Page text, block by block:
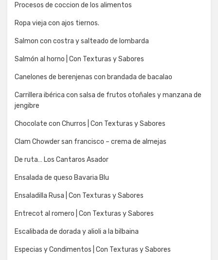
Procesos de coccion de los alimentos
Ropa vieja con ajos tiernos.
Salmon con costra y salteado de lombarda
Salmón al horno | Con Texturas y Sabores
Canelones de berenjenas con brandada de bacalao
Carrillera ibérica con salsa de frutos otoñales y manzana de
jengibre
Chocolate con Churros | Con Texturas y Sabores
Clam Chowder san francisco – crema de almejas
De ruta… Los Cantaros Asador
Ensalada de queso Bavaria Blu
Ensaladilla Rusa | Con Texturas y Sabores
Entrecot al romero | Con Texturas y Sabores
Escalibada de dorada y alioli a la bilbaina
Especias y Condimentos | Con Texturas y Sabores